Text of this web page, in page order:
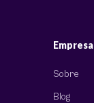
Empresa
Sobre
Blog